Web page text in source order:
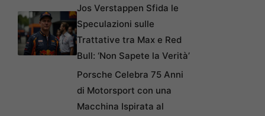
Jos Verstappen Sfida le
Speculazioni sulle
Trattative tra Max e Red
Bull: ‘Non Sapete la Verità’
Porsche Celebra 75 Anni
di Motorsport con una
Macchina Ispirata al